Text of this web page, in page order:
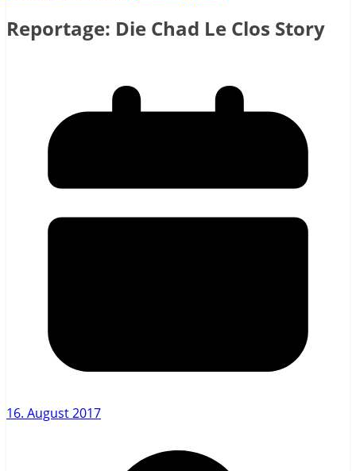
Reportage: Die Chad Le Clos Story
16. August 2017